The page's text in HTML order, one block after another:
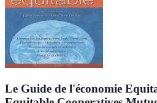
Le Guide de l'économie